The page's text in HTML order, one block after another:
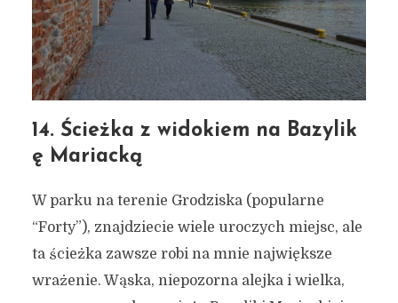
14. Ścieżka z widokiem na Bazylik
ę Mariacką
W parku na terenie Grodziska (popularne
“Forty”), znajdziecie wiele uroczych miejsc, ale
ta ścieżka zawsze robi na mnie największe
wrażenie. Wąska, niepozorna alejka i wielka,